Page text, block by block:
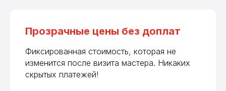
Прозрачные цены без доплат
Фиксированная стоимость, которая не
изменится после визита мастера. Никаких
скрытых платежей!